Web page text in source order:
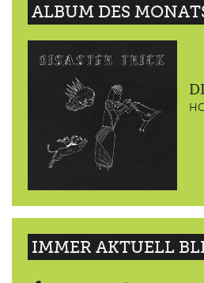
ALBUM DES
IMMER AKTUELL